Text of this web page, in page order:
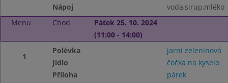
Nápoj
voda,sirup,mléko
Menu
Chod
Pátek 25. 10. 2024
(11:00 - 14:00)
1
Polévka
jarní zeleninová
Jídlo
čočka na kyselo
Příloha
párek